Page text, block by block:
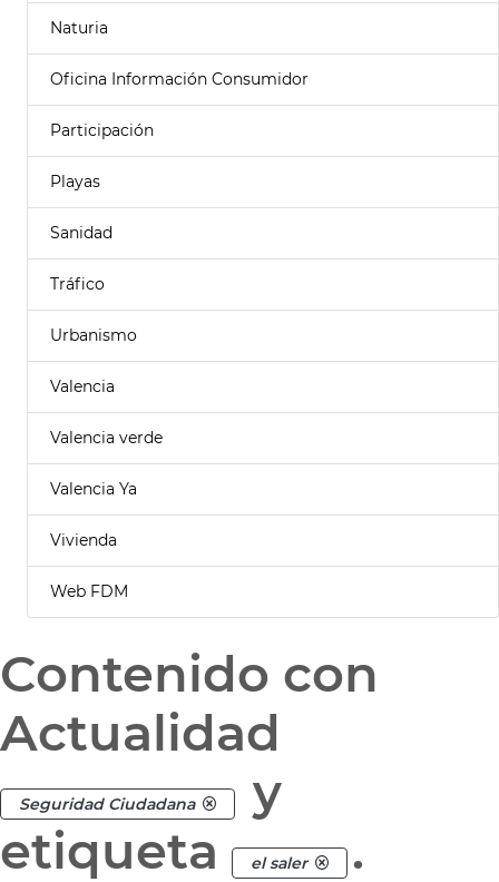
Naturia
Oficina Información Consumidor
Participación
Playas
Sanidad
Tráfico
Urbanismo
Valencia
Valencia verde
Valencia Ya
Vivienda
Web FDM
Contenido con
Actualidad
Seguridad Ciudadana
y
etiqueta
el saler .